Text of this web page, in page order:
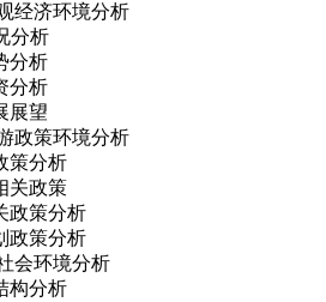
经济环境分析
分析
分析
分析
展望
政策环境分析
策分析
关政策
政策分析
政策分析
会环境分析
构分析